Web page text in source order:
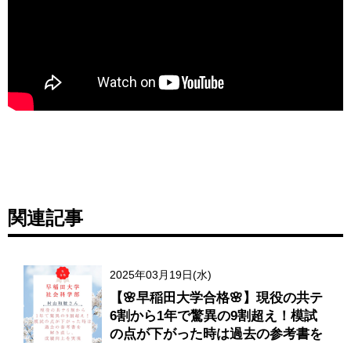
関連記事
2025年03月19日(水)
【🌸早稲田大学合格🌸】現役の共テ
6割から1年で驚異の9割超え！模試
の点が下がった時は過去の参考書を